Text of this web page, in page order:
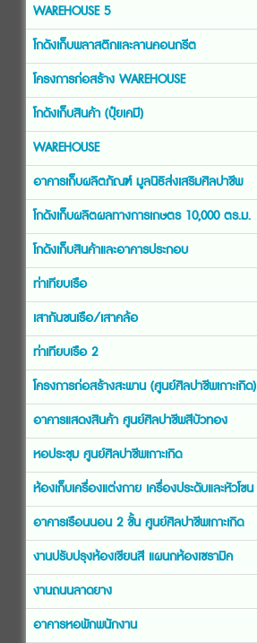
WAREHOUSE 5
โกดังเก็บพลาสติกและลานคอนกรีต
โครงการก่อสร้าง WAREHOUSE
โกดังเก็บสินค้า (ปุ๋ยเคมี)
WAREHOUSE
อาคารเก็บผลิตภัณฑ์ มูลนิธิส่งเสริมศิลปาชีพ
โกดังเก็บผลิตผลทางการเกษตร 10,000 ตร.ม.
โกดังเก็บสินค้าและอาคารประกอบ
ท่าเทียบเรือ
เสากันชนเรือ/เสาคล้อ
ท่าเทียบเรือ 2
โครงการก่อสร้างสะพาน (ศูนย์ศิลปาชีพเกาะเกิด)
อาคารแสดงสินค้า ศูนย์ศิลปาชีพสีบัวทอง
หอประชุม ศูนย์ศิลปาชีพเกาะเกิด
ห้องเก็บเครื่องแต่งกาย เครื่องประดับและหัวโขน
อาคารเรือนนอน 2 ชั้น ศูนย์ศิลปาชีพเกาะเกิด
งานปรับปรุงห้องเขียนสี แผนกห้องเซรามิค
งานถนนลาดยาง
อาคารหอพักพนักงาน